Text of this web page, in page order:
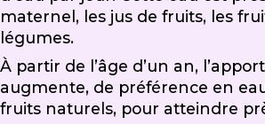
maternel, les jus de fruits, les
légumes.
À partir de l’âge d’un an,
augmente, de préférence en
fruits naturels, pour atteindre